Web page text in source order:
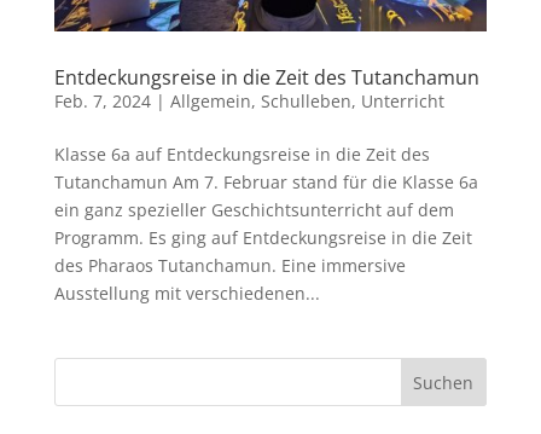
Entdeckungsreise in die Zeit des Tutanchamun
Feb. 7, 2024| Allgemein, Schulleben, Unterricht
Klasse 6a auf Entdeckungsreise in die Zeit des
Tutanchamun Am 7. Februar stand für die Klasse 6a
ein ganz spezieller Geschichtsunterricht auf dem
Programm. Es ging auf Entdeckungsreise in die Zeit
des Pharaos Tutanchamun. Eine immersive
Ausstellung mit verschiedenen...
Suchen